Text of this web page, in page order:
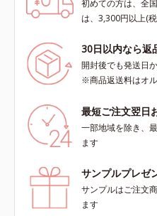
初めての方は、全
は、3,300円以上(
30日以内なら返
開封後でも発送日
※商品返送料はオ
最短ご注文翌日
一部地域を除き、
ます
サンプルプレゼ
サンプルはご注文
ます